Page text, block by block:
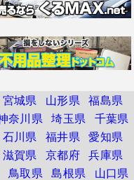
宮城県 山形県 福島県
奈川県 埼玉県 千葉県
石川県 福井県 愛知県
滋賀県 京都府 兵庫県
鳥取県 島根県 山口県